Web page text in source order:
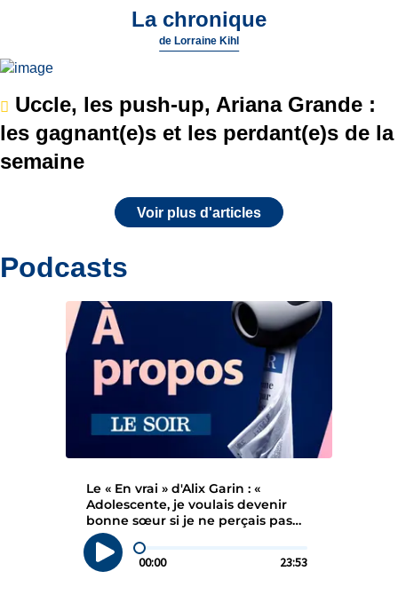
La chronique
de Lorraine Kihl
Uccle, les push-up, Ariana Grande :
les gagnant(e)s et les perdant(e)s de la
semaine
Voir plus d'articles
Podcasts